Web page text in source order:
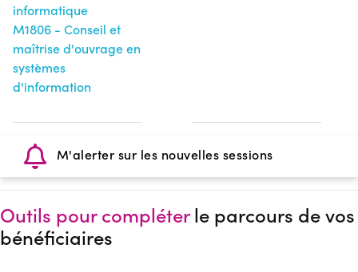
informatique
M1806 - Conseil et
maîtrise d'ouvrage en
systèmes
d'information
M'alerter sur les nouvelles sessions
Outils pour compléterle parcours de vos
bénéficiaires